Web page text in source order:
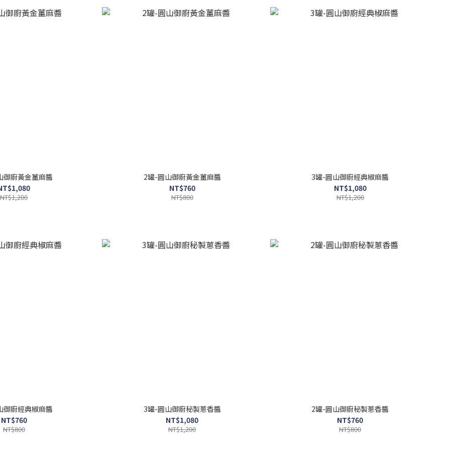
御廚黃金薑麻醬
NT$1,200
2罐-圓山御廚黃金薑麻醬
NT$760
NT$800
3罐-圓山御廚經典椒麻醬
NT$1,080
NT$1,200
御廚經典椒麻醬
NT$760
NT$800
3罐-圓山御廚秘製蔥香醬
NT$1,080
NT$1,200
2罐-圓山御廚秘製蔥香醬
NT$760
NT$800